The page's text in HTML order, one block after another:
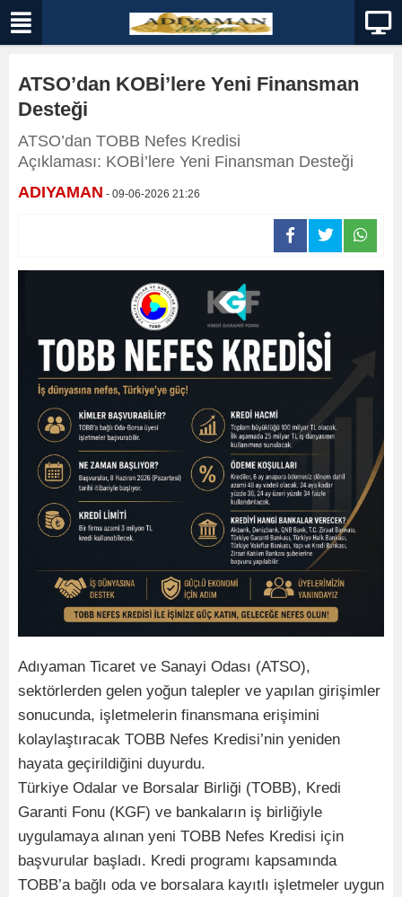
ATSO’dan KOBİ’lere Yeni Finansman
Desteği
ATSO’dan TOBB Nefes Kredisi
Açıklaması: KOBİ’lere Yeni Finansman Desteği
ADIYAMAN - 09-06-2026 21:26
Adıyaman Ticaret ve Sanayi Odası (ATSO),
sektörlerden gelen yoğun talepler ve yapılan girişimler
sonucunda, işletmelerin finansmana erişimini
kolaylaştıracak TOBB Nefes Kredisi’nin yeniden
hayata geçirildiğini duyurdu.
Türkiye Odalar ve Borsalar Birliği (TOBB), Kredi
Garanti Fonu (KGF) ve bankaların iş birliğiyle
uygulamaya alınan yeni TOBB Nefes Kredisi için
başvurular başladı. Kredi programı kapsamında
TOBB’a bağlı oda ve borsalara kayıtlı işletmeler uygun